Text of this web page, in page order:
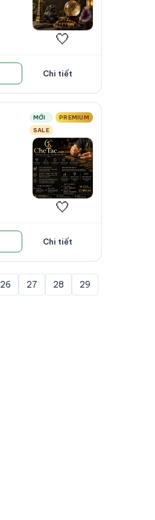
🤍
Chi tiết
MỚI
PREMIUM
SALE
🤍
Chi tiết
26 27 28
29